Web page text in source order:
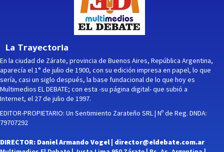
La Trayectoria
En la ciudad de Zárate, provincia de Buenos Aires, República Argentina,
aparecía el 1° de julio de 1900, con su edición impresa en papel, lo que
sería, casi un siglo después, la base fundacional de lo que hoy es
Multimedios EL DEBATE; con esta -su página digital- que subió a
Internet, el 27 de julio de 1997.
EDITOR-PROPIETARIO: Un Sentimiento Zarateño SRL | Nº de Reg. DNDA:
79707292
DIRECTOR: Daniel Armando Vogel | director@eldebate.com.ar